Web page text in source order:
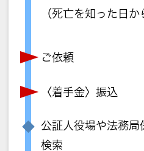
（死亡を知った日か
ご依頼
〈着手金〉振込
公証人役場や法務局
検索